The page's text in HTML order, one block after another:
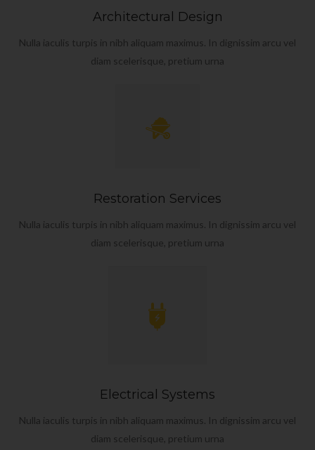
Architectural Design
Nulla iaculis turpis in nibh aliquam maximus. In dignissim arcu vel
diam scelerisque, pretium urna
Restoration Services
Nulla iaculis turpis in nibh aliquam maximus. In dignissim arcu vel
diam scelerisque, pretium urna
Electrical Systems
Nulla iaculis turpis in nibh aliquam maximus. In dignissim arcu vel
diam scelerisque, pretium urna